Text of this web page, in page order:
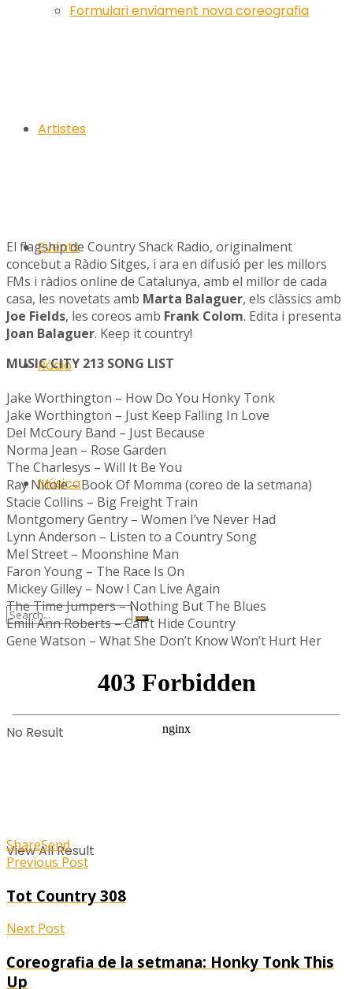
Formulari enviament nova coreografia
Artistes
Events
Ràdio
Música
No Result
View All Result
El flagship de Country Shack Radio, originalment
concebut a Ràdio Sitges, i ara en difusió per les millors
FMs i ràdios online de Catalunya, amb el millor de cada
casa, les novetats amb Marta Balaguer, els clàssics amb
Joe Fields, les coreos amb Frank Colom. Edita i presenta
Joan Balaguer. Keep it country!
MUSIC CITY 213 SONG LIST
Jake Worthington – How Do You Honky Tonk
Jake Worthington – Just Keep Falling In Love
Del McCoury Band – Just Because
Norma Jean – Rose Garden
The Charlesys – Will It Be You
Ray Nicole – Book Of Momma (coreo de la setmana)
Stacie Collins – Big Freight Train
Montgomery Gentry – Women I’ve Never Had
Lynn Anderson – Listen to a Country Song
Mel Street – Moonshine Man
Faron Young – The Race Is On
Mickey Gilley – Now I Can Live Again
The Time Jumpers – Nothing But The Blues
Emili Ann Roberts – Can’t Hide Country
Gene Watson – What She Don’t Know Won’t Hurt Her
ShareSend
Previous Post
Tot Country 308
Next Post
Coreografia de la setmana: Honky Tonk This
Up